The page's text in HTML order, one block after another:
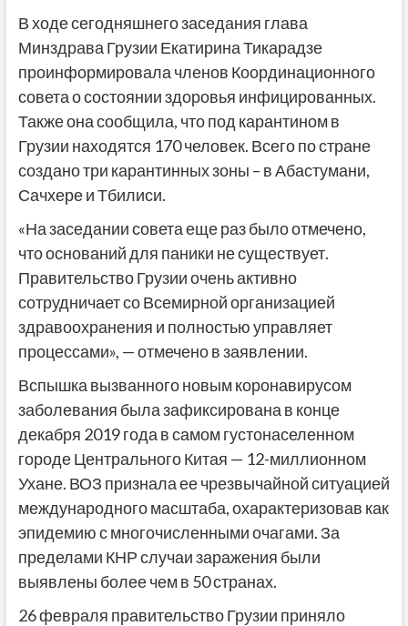
В ходе сегодняшнего заседания глава
Минздрава Грузии Екатирина Тикарадзе
проинформировала членов Координационного
совета о состоянии здоровья инфицированных.
Также она сообщила, что под карантином в
Грузии находятся 170 человек. Всего по стране
создано три карантинных зоны – в Абастумани,
Сачхере и Тбилиси.
«На заседании совета еще раз было отмечено,
что оснований для паники не существует.
Правительство Грузии очень активно
сотрудничает со Всемирной организацией
здравоохранения и полностью управляет
процессами», — отмечено в заявлении.
Вспышка вызванного новым коронавирусом
заболевания была зафиксирована в конце
декабря 2019 года в самом густонаселенном
городе Центрального Китая — 12-миллионном
Ухане. ВОЗ признала ее чрезвычайной ситуацией
международного масштаба, охарактеризовав как
эпидемию с многочисленными очагами. За
пределами КНР случаи заражения были
выявлены более чем в 50 странах.
26 февраля правительство Грузии приняло